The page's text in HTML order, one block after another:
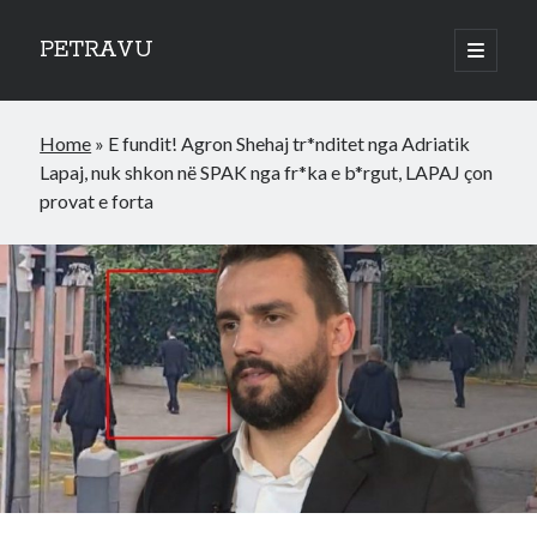
PETRAVU
open
primary
Sidebar
Bank
Credit Cards
Uncategorized
Home » E fundit! Agron Shehaj tr*nditet nga Adriatik
Lapaj, nuk shkon në SPAK nga fr*ka e b*rgut, LAPAJ çon
provat e forta